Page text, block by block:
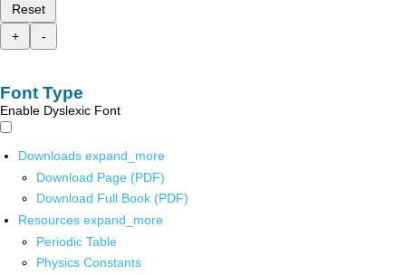
Reset
+
-
Font Type
Enable Dyslexic Font
Downloads expand_more
Download Page (PDF)
Download Full Book (PDF)
Resources expand_more
Periodic Table
Physics Constants